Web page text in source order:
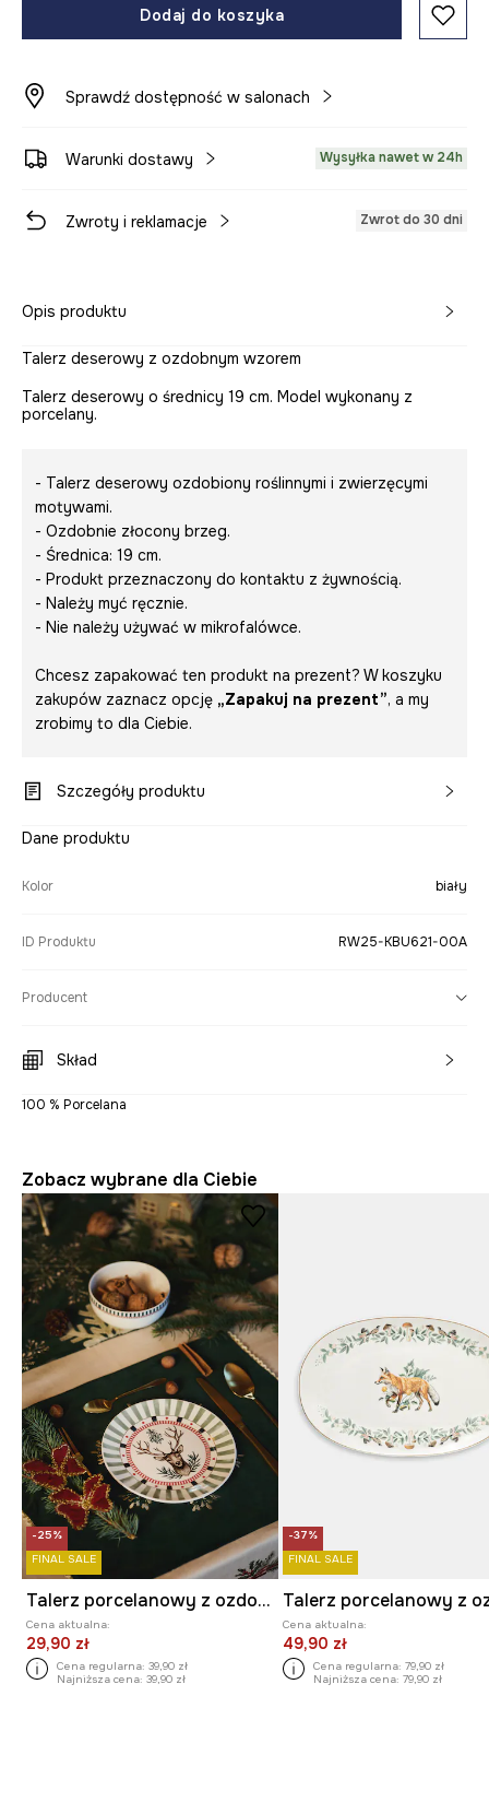
Dodaj do koszyka
Sprawdź dostępność w salonach
Warunki dostawy Wysyłka nawet w 24h
Zwroty i reklamacje Zwrot do 30 dni
Opis produktu
Talerz deserowy z ozdobnym wzorem
Talerz deserowy o średnicy 19 cm. Model wykonany z
porcelany.
- Talerz deserowy ozdobiony roślinnymi i zwierzęcymi
motywami.
- Ozdobnie złocony brzeg.
- Średnica: 19 cm.
- Produkt przeznaczony do kontaktu z żywnością.
- Należy myć ręcznie.
- Nie należy używać w mikrofalówce.
Chcesz zapakować ten produkt na prezent? W koszyku
zakupów zaznacz opcję „Zapakuj na prezent”, a my
zrobimy to dla Ciebie.
Szczegóły produktu
Dane produktu
Kolor biały
ID Produktu RW25-KBU621-00A
Producent
Skład
100 % Porcelana
Zobacz wybrane dla Ciebie
-25%
FINAL SALE
Talerz porcelanowy z ozdobnym wzorem
Cena aktualna:
29,90 zł
Cena regularna: 39,90 zł
Najniższa cena: 39,90 zł
-37%
FINAL SALE
Cena aktualna:
49,90 zł
Cena regularna: 79,90 zł
Najniższa cena: 79,90 zł